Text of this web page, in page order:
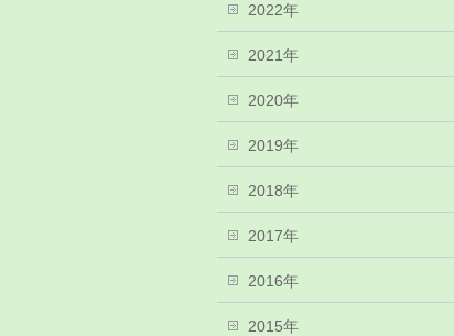
2022年
2021年
2020年
2019年
2018年
2017年
2016年
2015年